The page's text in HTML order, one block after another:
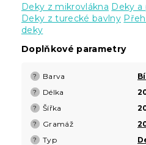
Deky z mikrovlákna Deky a
Deky z turecké bavlny
deky
Doplňkové parametry
? Barva
? Délka
? Šířka
? Gramáž
? Typ